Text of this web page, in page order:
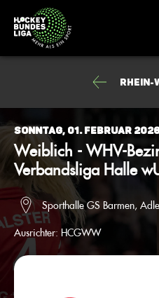
Rhein-
Sonntag, 01. Februar
Weiblich - WHV-
Verbandsliga Halle
Sporthalle GS Barmen,
Ausrichter: HCGWW